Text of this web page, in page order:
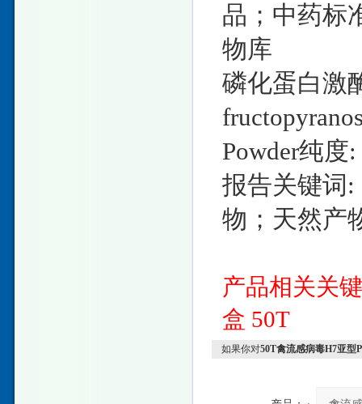
品；中药标
物库
磷化蛋白激
Powder纯
报告关键词
物；天然产
产品相关关
盒 50T
如果你对50T禽流感病毒H7亚型